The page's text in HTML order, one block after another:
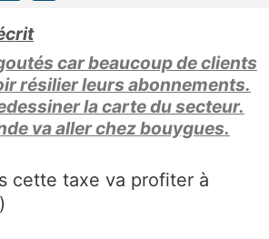
car beaucoup de clients
résilier leurs abonnements.
la carte du secteur.
va aller chez bouygues.
cette taxe va profiter à